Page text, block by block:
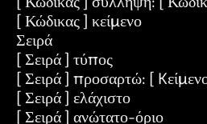
[ Κώδικας ] κείμενο
Σειρά
[ Σειρά ] τύπος
[ Σειρά ] προσαρτώ: [
[ Σειρά ] ελάχιστο
[ Σειρά ] ανώτατο-όριο